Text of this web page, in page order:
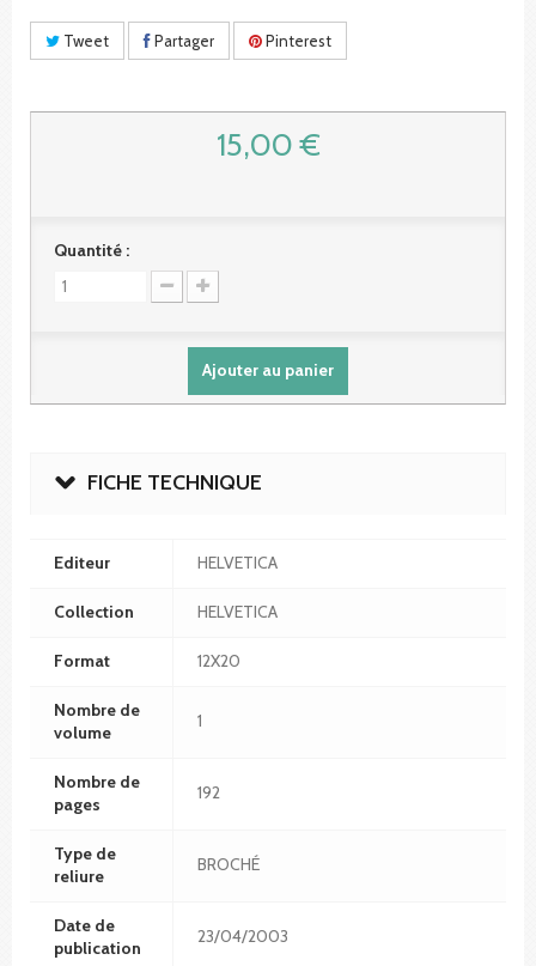
Tweet Partager Pinterest
15,00 €
Quantité :
Ajouter au panier
FICHE TECHNIQUE
Editeur HELVETICA
Collection HELVETICA
Format 12X20
Nombre de
volume
1
Nombre de
pages
192
Type de
reliure
BROCHÉ
Date de
publication
23/04/2003